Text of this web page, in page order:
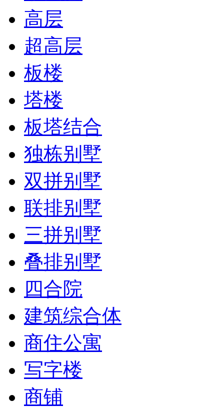
高层
超高层
板楼
塔楼
板塔结合
独栋别墅
双拼别墅
联排别墅
三拼别墅
叠排别墅
四合院
建筑综合体
商住公寓
写字楼
商铺